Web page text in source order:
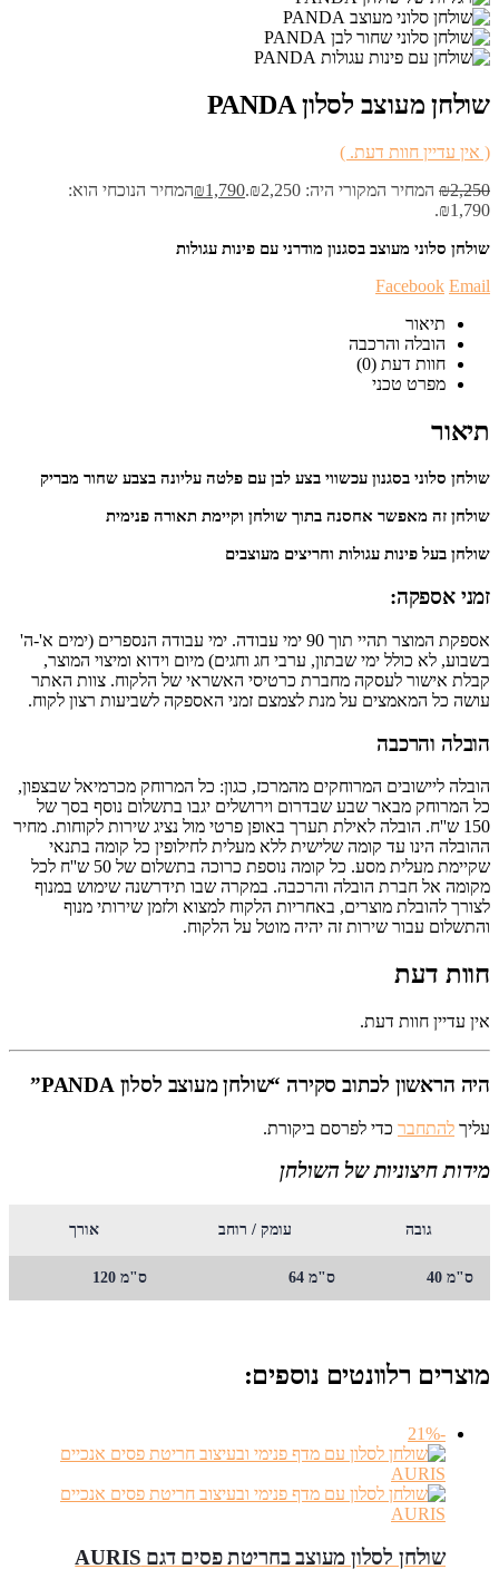
שולחן מעוצב לסלון PANDA
( אין עדיין חוות דעת. )
₪2,250 המחיר המקורי היה: ₪2,250. ₪1,790
המחיר הנוכחי הוא:
₪1,790.
שולחן סלוני מעוצב בסגנון מודרני עם פינות עגולות
Facebook Email
תיאור
הובלה והרכבה
חוות דעת (0)
מפרט טכני
תיאור
שולחן סלוני בסגנון עכשווי בצע לבן עם פלטה עליונה בצבע שחור מבריק
שולחן זה מאפשר אחסנה בתוך שולחן וקיימת תאורה פנימית
שולחן בעל פינות עגולות וחריצים מעוצבים
זמני אספקה:
אספקת המוצר תהיי תוך 90 ימי עבודה. ימי עבודה הנספרים (ימים א'-ה'
בשבוע, לא כולל ימי שבתון, ערבי חג וחגים) מיום וידוא ומיצוי המוצר,
קבלת אישור לעסקה מחברת כרטיסי האשראי של הלקוח. צוות האתר
עושה כל המאמצים על מנת לצמצם זמני האספקה לשביעות רצון לקוח.
הובלה והרכבה
הובלה ליישובים המרוחקים מהמרכז, כגון: כל המרוחק מכרמיאל שבצפון,
כל המרוחק מבאר שבע שבדרום וירושלים יגבו בתשלום נוסף בסך של
150 ש''ח. הובלה לאילת תערך באופן פרטי מול נציג שירות לקוחות. מחיר
ההובלה הינו עד קומה שלישית ללא מעלית לחילופין כל קומה בתנאי
שקיימת מעלית מסע. כל קומה נוספת כרוכה בתשלום של 50 ש''ח לכל
מקומה אל חברת הובלה והרכבה. במקרה שבו תידרשנה שימוש במנוף
לצורך להובלת מוצרים, באחריות הלקוח למצוא ולזמן שירותי מנוף
והתשלום עבור שירות זה יהיה מוטל על הלקוח.
חוות דעת
אין עדיין חוות דעת.
היה הראשון לכתוב סקירה “שולחן מעוצב לסלון PANDA”
עליך להתחבר כדי לפרסם ביקורת.
מידות חיצוניות של השולחן
גובה עומק / רוחב אורך
ס"מ 40 ס"מ 64 ס"מ 120
מוצרים רלוונטים נוספים:
-21%
שולחן לסלון מעוצב בחריטת פסים דגם AURIS